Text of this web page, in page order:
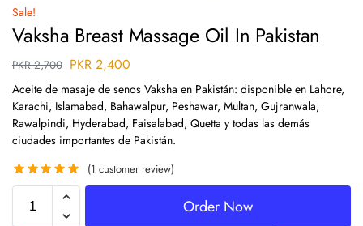
Sale!
Vaksha Breast Massage Oil In Pakistan
PKR2,700 PKR 2,400
Aceite de masaje de senos Vaksha en Pakistán: disponible en Lahore,
Karachi, Islamabad, Bahawalpur, Peshawar, Multan, Gujranwala,
Rawalpindi, Hyderabad, Faisalabad, Quetta y todas las demás
ciudades importantes de Pakistán.
(1 customer review)
Order Now